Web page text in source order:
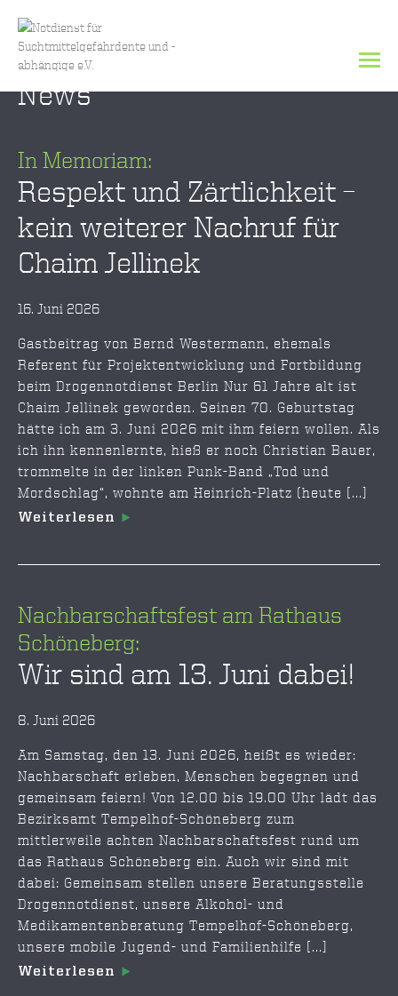
News
In Memoriam:
Respekt und Zärtlichkeit –
kein weiterer Nachruf für
Chaim Jellinek
16. Juni 2026
Gastbeitrag von Bernd Westermann, ehemals
Referent für Projektentwicklung und Fortbildung
beim Drogennotdienst Berlin Nur 61 Jahre alt ist
Chaim Jellinek geworden. Seinen 70. Geburtstag
hätte ich am 3. Juni 2026 mit ihm feiern wollen. Als
ich ihn kennenlernte, hieß er noch Christian Bauer,
trommelte in der linken Punk-Band „Tod und
Mordschlag“, wohnte am Heinrich-Platz (heute [...]
Weiterlesen
Nachbarschaftsfest am Rathaus
Schöneberg:
Wir sind am 13. Juni dabei!
8. Juni 2026
Am Samstag, den 13. Juni 2026, heißt es wieder:
Nachbarschaft erleben, Menschen begegnen und
gemeinsam feiern! Von 12.00 bis 19.00 Uhr lädt das
Bezirksamt Tempelhof-Schöneberg zum
mittlerweile achten Nachbarschaftsfest rund um
das Rathaus Schöneberg ein. Auch wir sind mit
dabei: Gemeinsam stellen unsere Beratungsstelle
Drogennotdienst, unsere Alkohol- und
Medikamentenberatung Tempelhof-Schöneberg,
unsere mobile Jugend- und Familienhilfe [...]
Weiterlesen